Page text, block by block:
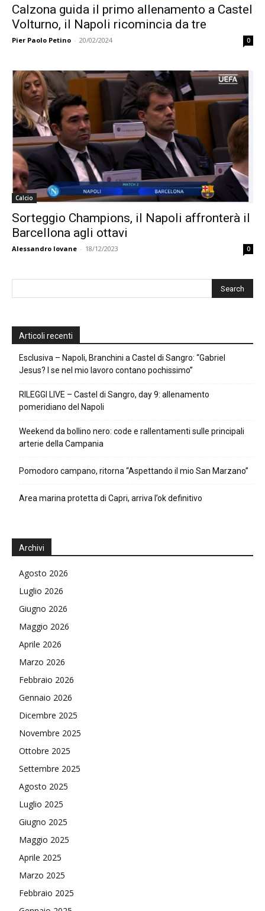
Calzona guida il primo allenamento a Castel
Volturno, il Napoli ricomincia da tre
Pier Paolo Petino - 20/02/2024 0
Calcio
Sorteggio Champions, il Napoli affronterà il
Barcellona agli ottavi
Alessandro Iovane - 18/12/2023 0
Articoli recenti
Esclusiva – Napoli, Branchini a Castel di Sangro: “Gabriel
Jesus? I se nel mio lavoro contano pochissimo”
RILEGGI LIVE – Castel di Sangro, day 9: allenamento
pomeridiano del Napoli
Weekend da bollino nero: code e rallentamenti sulle principali
arterie della Campania
Pomodoro campano, ritorna “Aspettando il mio San Marzano”
Area marina protetta di Capri, arriva l’ok definitivo
Archivi
Agosto 2026
Luglio 2026
Giugno 2026
Maggio 2026
Aprile 2026
Marzo 2026
Febbraio 2026
Gennaio 2026
Dicembre 2025
Novembre 2025
Ottobre 2025
Settembre 2025
Agosto 2025
Luglio 2025
Giugno 2025
Maggio 2025
Aprile 2025
Marzo 2025
Febbraio 2025